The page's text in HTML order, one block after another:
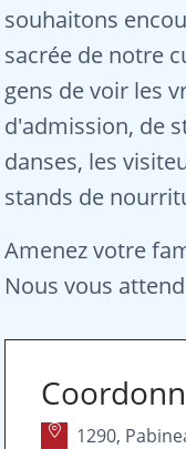
souhaitons
sacrée de notre
gens de voir les
d'admission, de
danses, les
stands de
Amenez votre
Nous vous
1290,